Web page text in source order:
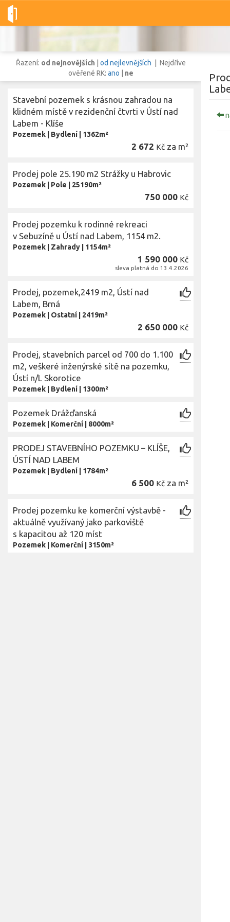
Dobré-nemovitosti.cz obec Ústí nad Labem, okres Ústí nad
Vše Byty Domy Pozemky
Cena
Řazení: od nejnovějších od nejlevnějších | Nejdříve
ověřené RK: ano ne
Stavební pozemek s krásnou zahradou na
klidném místě v rezidenční čtvrti v Ústí nad
Labem - Klíše
Pozemek Bydlení 1362m²
2 672 Kč za m²
Prodej pole 25.190 m2 Strážky u Habrovic
Pozemek Pole 25190m²
750 000 Kč
Prodej pozemku k rodinné rekreaci
v Sebuzíně u Ústí nad Labem, 1154 m2.
Pozemek Zahrady 1154m²
1 590 000 Kč
sleva platná do 13.4.2026
Prodej, pozemek,2419 m2, Ústí nad
Labem, Brná
Pozemek Ostatní 2419m²
2 650 000 Kč
Prodej, stavebních parcel od 700 do 1.100
m2, veškeré inženýrské sítě na pozemku,
Ústí n/L Skorotice
Pozemek Bydlení 1300m²
Pozemek Drážďanská
Pozemek Komerční 8000m²
PRODEJ STAVEBNÍHO POZEMKU – KLÍŠE,
ÚSTÍ NAD LABEM
Pozemek Bydlení 1784m²
6 500 Kč za m²
Prodej pozemku ke komerční výstavbě -
aktuálně využívaný jako parkoviště
s kapacitou až 120 míst
Pozemek Komerční 3150m²